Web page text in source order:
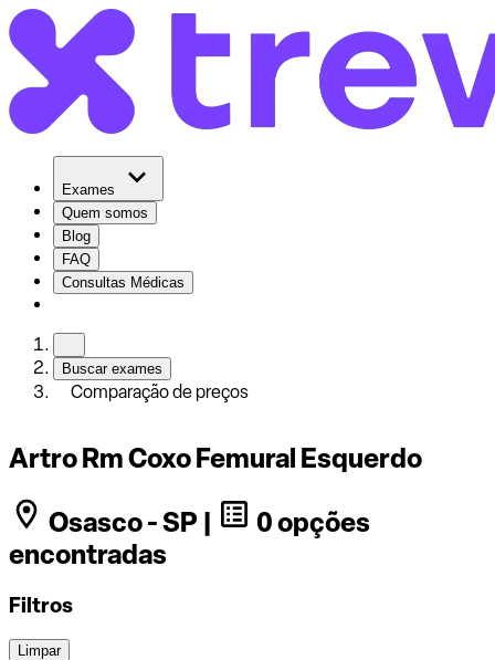
Exames
Quem somos
Blog
FAQ
Consultas Médicas
Buscar exames
Comparação de preços
Artro Rm Coxo Femural Esquerdo
Osasco - SP |
0 opções
encontradas
Filtros
Limpar